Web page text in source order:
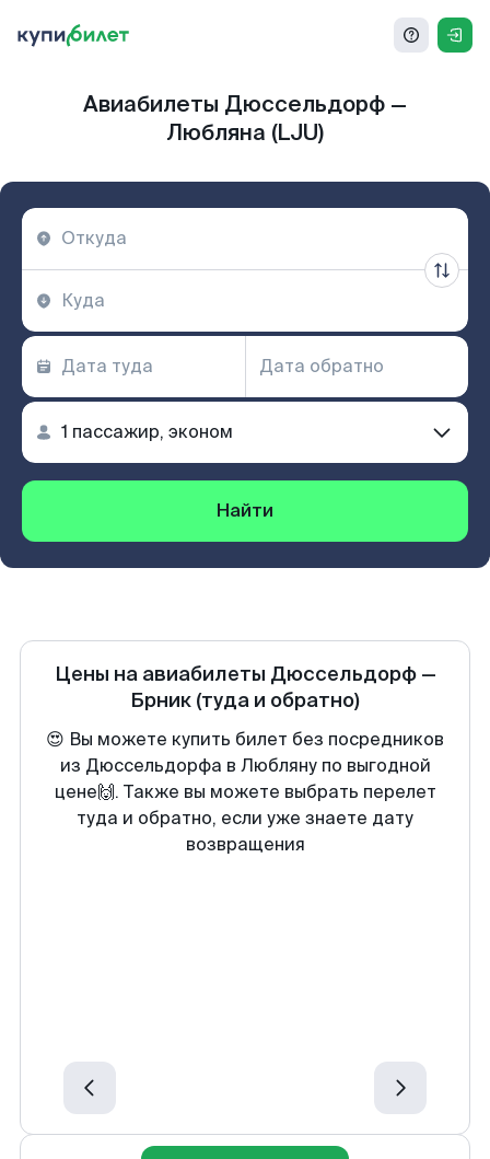
Авиабилеты Дюссельдорф —
Любляна (LJU)
Найти
Цены на авиабилеты Дюссельдорф—
Брник (туда и обратно)
😍 Вы можете купить билет без посредников
из Дюссельдорфа в Любляну по выгодной
цене🙌. Также вы можете выбрать перелет
туда и обратно, если уже знаете дату
возвращения